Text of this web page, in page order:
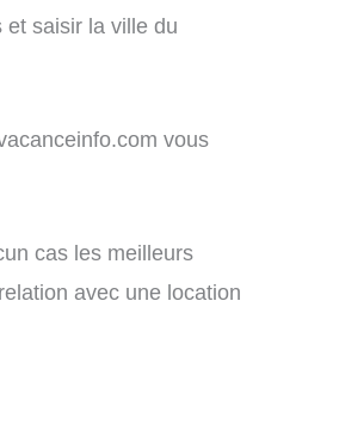
saisir la ville du
vous
cas les meilleurs
avec une location